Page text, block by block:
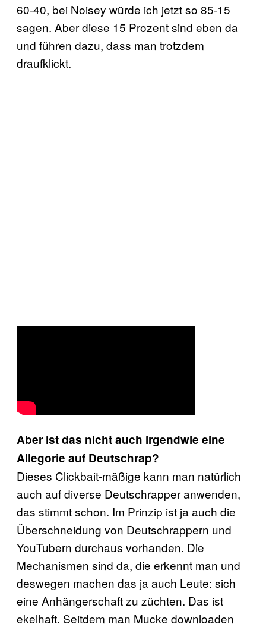
60-40, bei Noisey würde ich jetzt so 85-15
sagen. Aber diese 15 Prozent sind eben da
und führen dazu, dass man trotzdem
draufklickt.
Aber ist das nicht auch irgendwie eine
Allegorie auf Deutschrap?
Dieses Clickbait-mäßige kann man natürlich
auch auf diverse Deutschrapper anwenden,
das stimmt schon. Im Prinzip ist ja auch die
Überschneidung von Deutschrappern und
YouTubern durchaus vorhanden. Die
Mechanismen sind da, die erkennt man und
deswegen machen das ja auch Leute: sich
eine Anhängerschaft zu züchten. Das ist
ekelhaft. Seitdem man Mucke downloaden